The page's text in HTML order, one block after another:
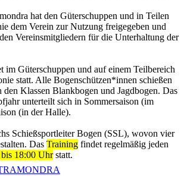
hat den Güterschuppen und in Teilen
dem Verein zur Nutzung freigegeben und
Vereinsmitgliedern für die Unterhaltung der
im Güterschuppen und auf einem Teilbereich
statt. Alle Bogenschützen*innen schießen
Klassen Blankbogen und Jagdbogen. Das
unterteilt sich in Sommersaison (im
(in der Halle).
Schießsportleiter Bogen (SSL), wovon vier
Das Training findet regelmäßig jeden
18:00 Uhrstatt.